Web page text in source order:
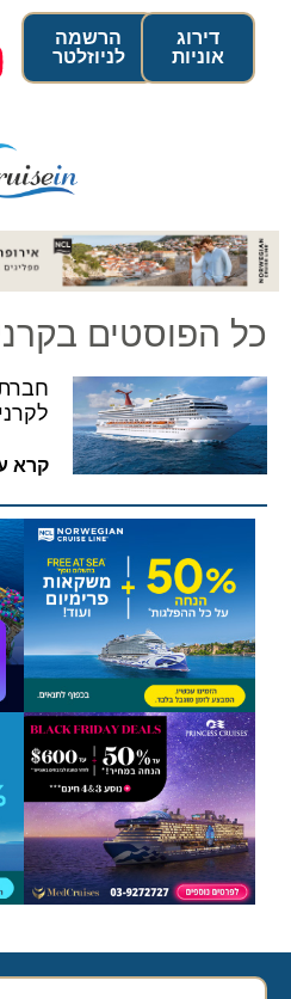
הרשמה
לניוזלטר
דירוג
אוניות
כל הפוסטים
קרא